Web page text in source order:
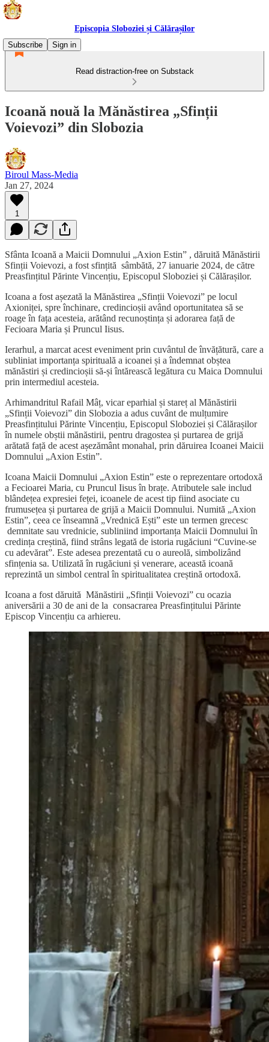
Episcopia Sloboziei și Călărașilor
Subscribe
Sign in
Read distraction-free on Substack
Icoană nouă la Mănăstirea „Sfinții
Voievozi” din Slobozia
Biroul Mass-Media
Jan 27, 2024
1
Sfânta Icoană a Maicii Domnului „Axion Estin” , dăruită Mănăstirii
Sfinții Voievozi, a fost sfințită sâmbătă, 27 ianuarie 2024, de către
Preasfințitul Părinte Vincențiu, Episcopul Sloboziei și Călărașilor.
Icoana a fost așezată la Mănăstirea „Sfinții Voievozi” pe locul
Axioniței, spre închinare, credincioșii având oportunitatea să se
roage în fața acesteia, arătând recunoștința și adorarea față de
Fecioara Maria și Pruncul Iisus.
Ierarhul, a marcat acest eveniment prin cuvântul de învățătură, care a
subliniat importanța spirituală a icoanei și a îndemnat obștea
mănăstiri și credincioșii să-și întărească legătura cu Maica Domnului
prin intermediul acesteia.
Arhimandritul Rafail Mâț, vicar eparhial și stareț al Mănăstirii
„Sfinții Voievozi” din Slobozia a adus cuvânt de mulțumire
Preasfințitului Părinte Vincențiu, Episcopul Sloboziei și Călărașilor
în numele obștii mănăstirii, pentru dragostea și purtarea de grijă
arătată față de acest așezământ monahal, prin dăruirea Icoanei Maicii
Domnului „Axion Estin”.
Icoana Maicii Domnului „Axion Estin” este o reprezentare ortodoxă
a Fecioarei Maria, cu Pruncul Iisus în brațe. Atributele sale includ
blândețea expresiei feței, icoanele de acest tip fiind asociate cu
frumusețea și purtarea de grijă a Maicii Domnului. Numită „Axion
Estin”, ceea ce înseamnă „Vrednică Ești” este un termen grecesc
demnitate sau vrednicie, subliniind importanța Maicii Domnului în
credința creștină, fiind strâns legată de istoria rugăciuni “Cuvine-se
cu adevărat”. Este adesea prezentată cu o aureolă, simbolizând
sfințenia sa. Utilizată în rugăciuni și venerare, această icoană
reprezintă un simbol central în spiritualitatea creștină ortodoxă.
Icoana a fost dăruită Mănăstirii „Sfinții Voievozi” cu ocazia
aniversării a 30 de ani de la consacrarea Preasfințitului Părinte
Episcop Vincențiu ca arhiereu.